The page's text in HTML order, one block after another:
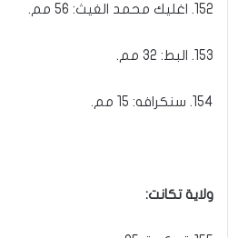
152. اغليك محمد الغيث: 56 مم.
153. البط: 32 مم.
154. سنكرافه: 15 مم.
ولاية تكانت: